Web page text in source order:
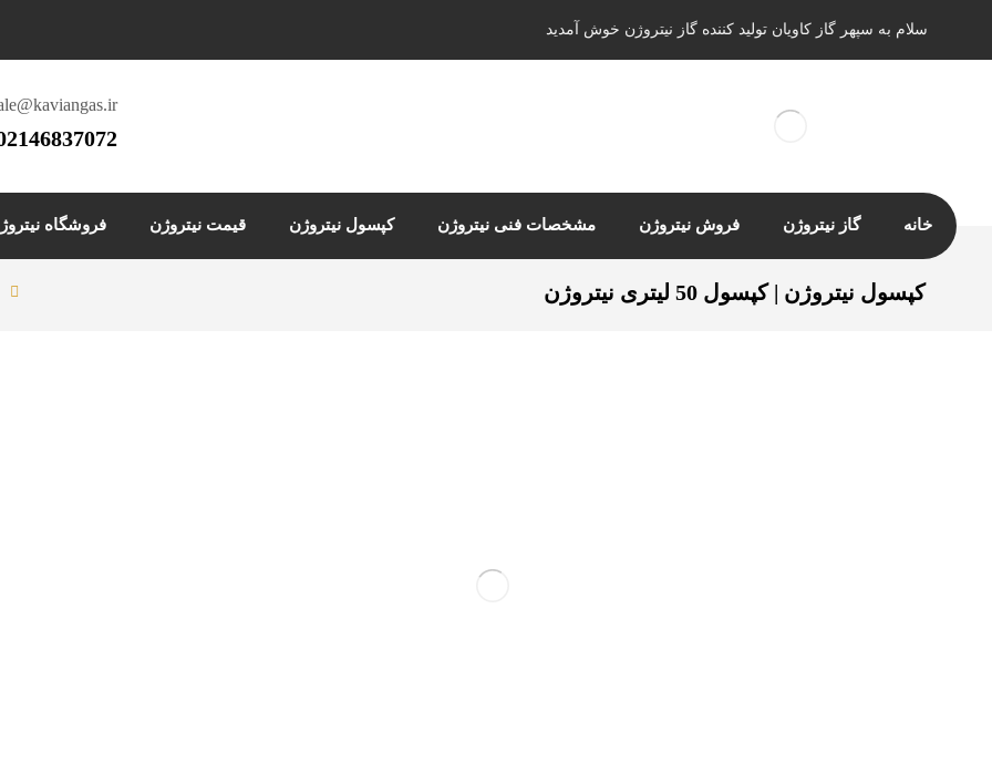
سلام به سپهر گاز کاویان تولید کننده گاز نیتروژن خوش آمدید
خانه گاز نیتروژن فروش نیتروژن مشخصات فنی نیتروژن کپسول نیتروژن قیمت نیتروژن فروشگاه
کپسول نیتروژن | کپسول 50 لیتری نیتروژن